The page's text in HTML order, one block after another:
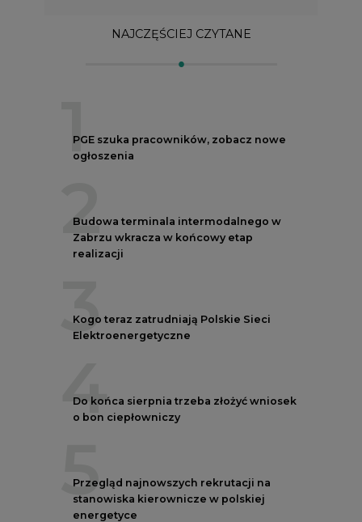
NAJCZĘŚCIEJ CZYTANE
1
PGE szuka pracowników, zobacz nowe
ogłoszenia
2
Budowa terminala intermodalnego w
Zabrzu wkracza w końcowy etap
realizacji
3
Kogo teraz zatrudniają Polskie Sieci
Elektroenergetyczne
4
Do końca sierpnia trzeba złożyć wniosek
o bon ciepłowniczy
5
Przegląd najnowszych rekrutacji na
stanowiska kierownicze w polskiej
energetyce